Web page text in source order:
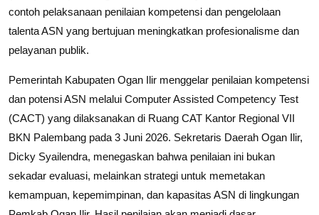
contoh pelaksanaan penilaian kompetensi dan pengelolaan
talenta ASN yang bertujuan meningkatkan profesionalisme dan
pelayanan publik.
Pemerintah Kabupaten Ogan Ilir menggelar penilaian kompetensi
dan potensi ASN melalui Computer Assisted Competency Test
(CACT) yang dilaksanakan di Ruang CAT Kantor Regional VII
BKN Palembang pada 3 Juni 2026. Sekretaris Daerah Ogan Ilir,
Dicky Syailendra, menegaskan bahwa penilaian ini bukan
sekadar evaluasi, melainkan strategi untuk memetakan
kemampuan, kepemimpinan, dan kapasitas ASN di lingkungan